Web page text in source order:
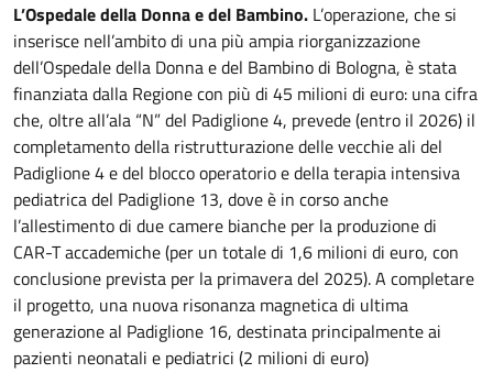
L’Ospedale della Donna e del Bambino. L’operazione, che si
inserisce nell’ambito di una più ampia riorganizzazione
dell’Ospedale della Donna e del Bambino di Bologna, è stata
finanziata dalla Regione con più di 45 milioni di euro: una cifra
che, oltre all’ala “N” del Padiglione 4, prevede (entro il 2026) il
completamento della ristrutturazione delle vecchie ali del
Padiglione 4 e del blocco operatorio e della terapia intensiva
pediatrica del Padiglione 13, dove è in corso anche
l’allestimento di due camere bianche per la produzione di
CAR-T accademiche (per un totale di 1,6 milioni di euro, con
conclusione prevista per la primavera del 2025). A completare
il progetto, una nuova risonanza magnetica di ultima
generazione al Padiglione 16, destinata principalmente ai
pazienti neonatali e pediatrici (2 milioni di euro)